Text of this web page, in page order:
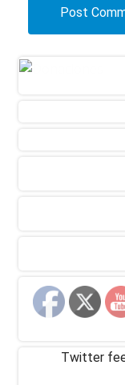
Twitter